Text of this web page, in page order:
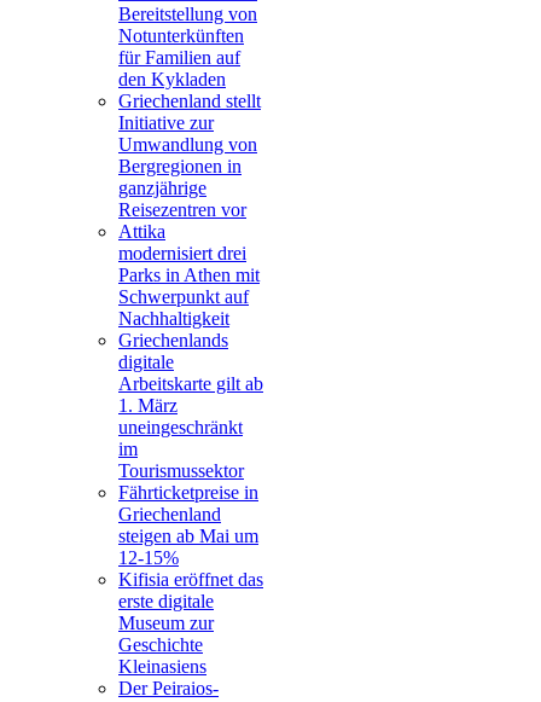
Bereitstellung von
Notunterkünften
für Familien auf
den Kykladen
Griechenland stellt
Initiative zur
Umwandlung von
Bergregionen in
ganzjährige
Reisezentren vor
Attika
modernisiert drei
Parks in Athen mit
Schwerpunkt auf
Nachhaltigkeit
Griechenlands
digitale
Arbeitskarte gilt ab
1. März
uneingeschränkt
im
Tourismussektor
Fährticketpreise in
Griechenland
steigen ab Mai um
12-15%
Kifisia eröffnet das
erste digitale
Museum zur
Geschichte
Kleinasiens
Der Peiraios-